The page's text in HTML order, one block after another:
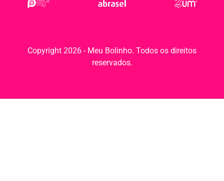
Copyright 2026 - Meu Bolinho. Todos os direitos
reservados.